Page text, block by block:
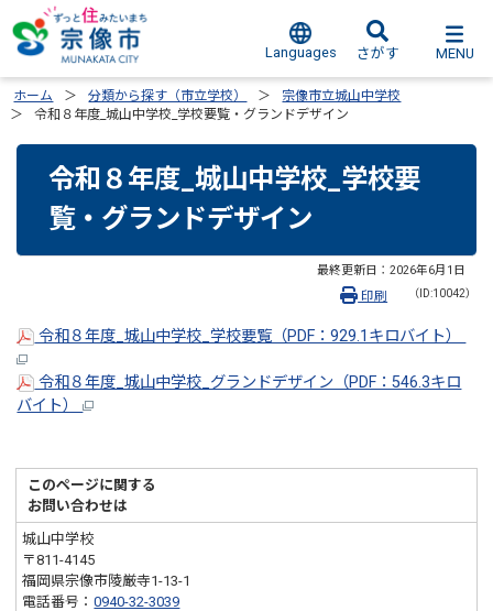
Languages さがす MENU
ホーム 分類から探す（市立学校）
宗像市立城山中学校
令和８年度_城山中学校_学校要覧・グランドデザイン
令和８年度_城山中学校_学校要
覧・グランドデザイン
最終更新日： 2026年6月1日
（ID:10042）
印刷
令和８年度_城山中学校_学校要覧（PDF：929.1キロバイト）
令和８年度_城山中学校_グランドデザイン（PDF：546.3キロ
バイト）
このページに関する
お問い合わせは
城山中学校
〒811-4145
福岡県宗像市陵厳寺1-13-1
電話番号：0940-32-3039